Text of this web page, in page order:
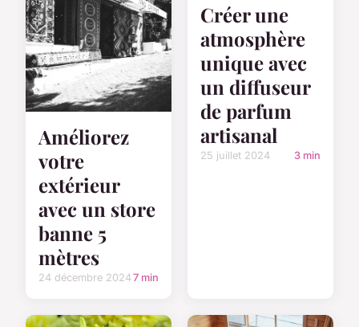
Améliorez
votre
extérieur
avec un store
banne 5
mètres
24 décembre 20247 min
Créer une
atmosphère
unique avec
un diffuseur
de parfum
artisanal
25 juillet 2024 3 min